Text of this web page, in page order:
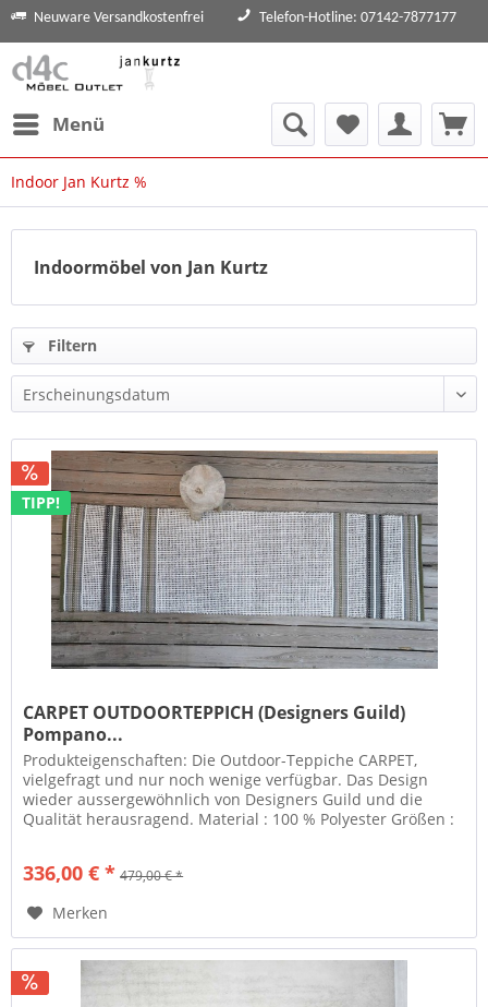
Neuware Versandkostenfrei Telefon-Hotline: 07142-7877177
Menü
Indoor Jan Kurtz %
Indoormöbel von Jan Kurtz
Filtern
TIPP!
CARPET OUTDOORTEPPICH (Designers Guild)
Pompano...
Produkteigenschaften: Die Outdoor-Teppiche CARPET,
vielgefragt und nur noch wenige verfügbar. Das Design
wieder aussergewöhnlich von Designers Guild und die
Qualität herausragend. Material : 100 % Polyester Größen :
336,00 € * 479,00 € *
Merken